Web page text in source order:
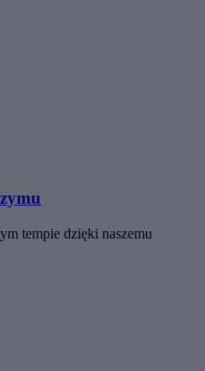
tempie dzięki naszemu